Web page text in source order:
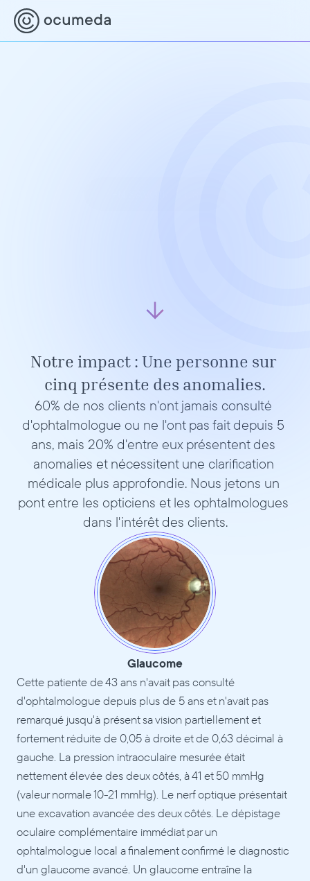
Par des ophtalmologues,
Notre impact : Une personne sur
cinq présente des anomalies.
60% de nos clients n'ont jamais consulté
d'ophtalmologue ou ne l'ont pas fait depuis 5
ans, mais 20% d'entre eux présentent des
anomalies et nécessitent une clarification
médicale plus approfondie. Nous jetons un
pont entre les opticiens et les ophtalmologues
dans l'intérêt des clients.
Glaucome
Cette patiente de 43 ans n'avait pas consulté
d'ophtalmologue depuis plus de 5 ans et n'avait pas
remarqué jusqu'à présent sa vision partiellement et
fortement réduite de 0,05 à droite et de 0,63 décimal à
gauche. La pression intraoculaire mesurée était
nettement élevée des deux côtés, à 41 et 50 mmHg
(valeur normale 10-21 mmHg). Le nerf optique présentait
une excavation avancée des deux côtés. Le dépistage
oculaire complémentaire immédiat par un
ophtalmologue local a finalement confirmé le diagnostic
d'un glaucome avancé. Un glaucome entraîne la